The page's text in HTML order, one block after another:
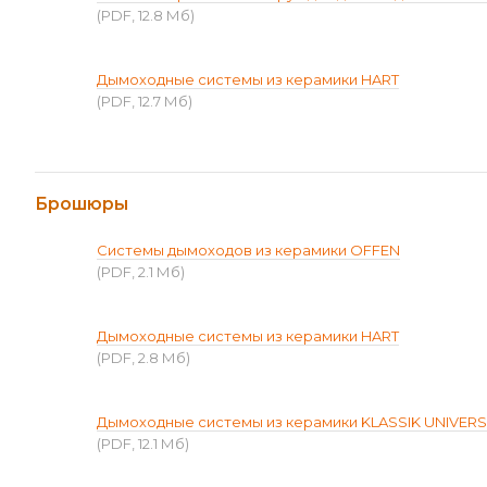
(PDF, 12.8 Мб)
Дымоходные системы из керамики HART
(PDF, 12.7 Мб)
Брошюры
Системы дымоходов из керамики OFFEN
(PDF, 2.1 Мб)
Дымоходные системы из керамики HART
(PDF, 2.8 Мб)
Дымоходные системы из керамики KLASSIK
(PDF, 12.1 Мб)